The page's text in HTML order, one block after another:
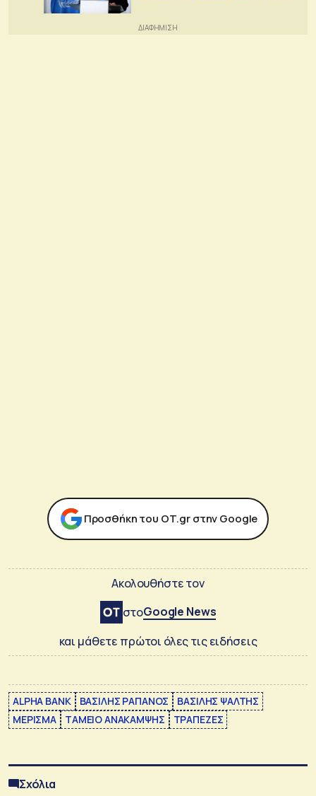
Προσθήκη του ΟΤ.gr στην Google
Ακολουθήστε τον
στοGoogle News
και μάθετε πρώτοι όλες τις ειδήσεις
ALPHA BANK ΒΑΣΙΛΗΣ ΡΑΠΑΝΟΣ
ΒΑΣΙΛΗΣ ΨΑΛΤΗΣ
ΜΕΡΙΣΜΑ
ΤΑΜΕΙΟ ΑΝΑΚΑΜΨΗΣ ΤΡΑΠΕΖΕΣ
Σχόλια